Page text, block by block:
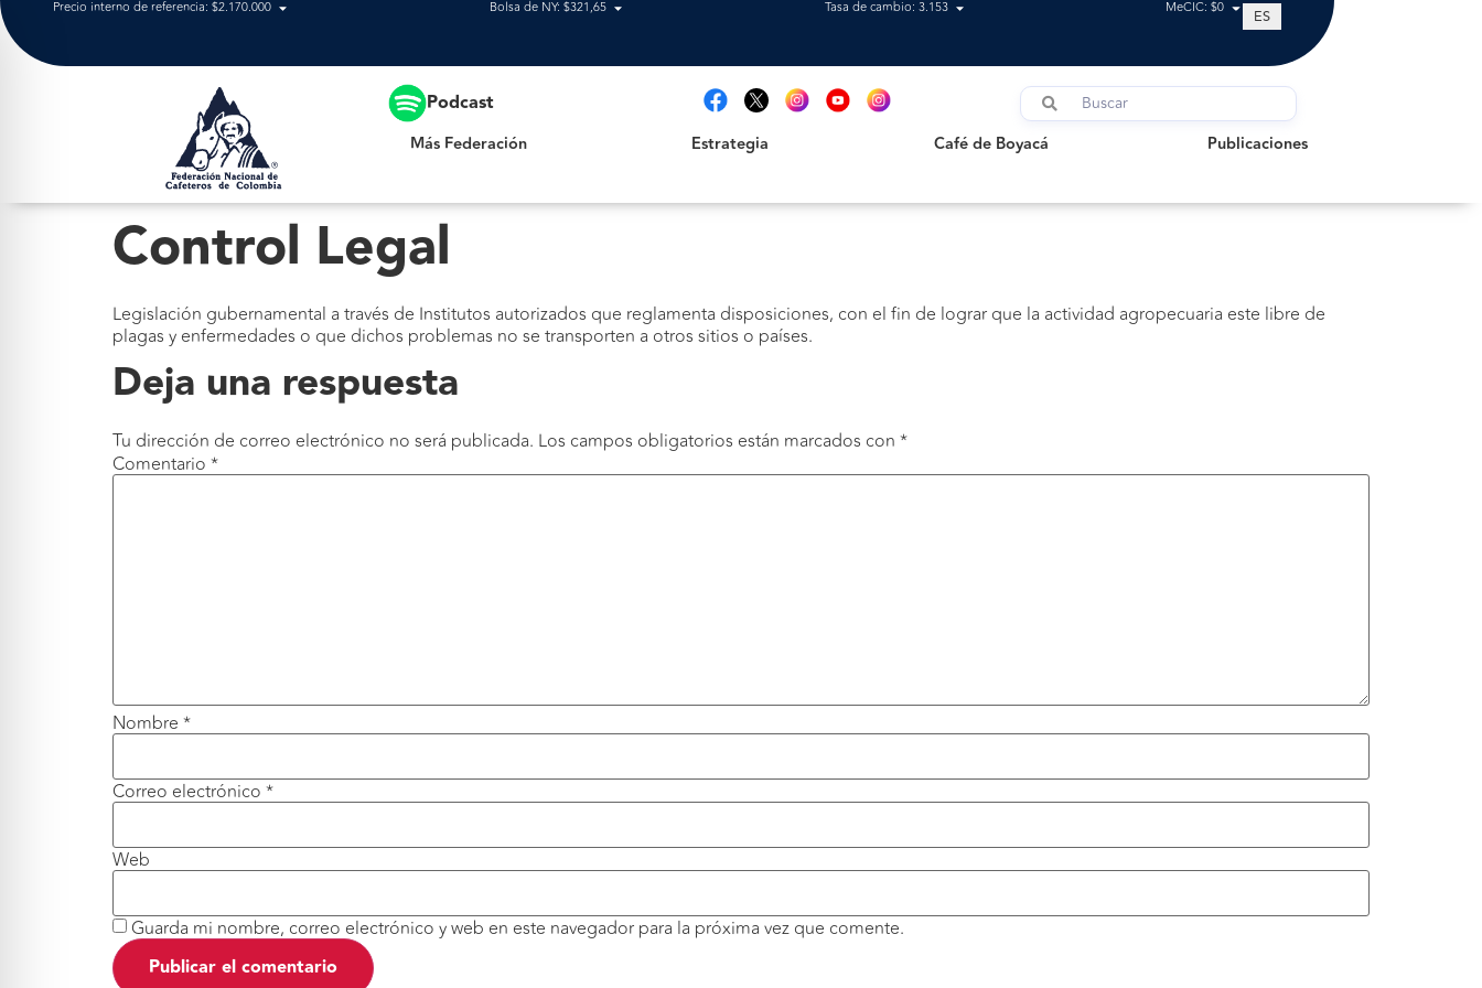
Precio interno de referencia: $2.170.000 Bolsa de NY: $321,65 Tasa de cambio: 3.153 MeCIC: $0 ES
Podcast
Más Federación Estrategia Café de Boyacá Publicaciones
Publicaciones
Control Legal
Legislación gubernamental a través de Institutos autorizados que reglamenta disposiciones, con el fin de lograr que la actividad agropecuaria este libre de
plagas y enfermedades o que dichos problemas no se transporten a otros sitios o países.
Deja una respuesta
Tu dirección de correo electrónico no será publicada. Los campos obligatorios están marcados con *
Comentario *
Nombre *
Correo electrónico *
Web
Guarda mi nombre, correo electrónico y web en este navegador para la próxima vez que comente.